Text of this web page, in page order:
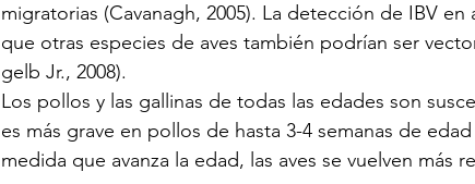
migratorias (Cavanagh, 2005). La detección de IBV
que otras especies de aves también podrían ser
gelb Jr., 2008).
Los pollos y las gallinas de todas las edades son
es más grave en pollos de hasta 3-4 semanas de
medida que avanza la edad, las aves se vuelven más